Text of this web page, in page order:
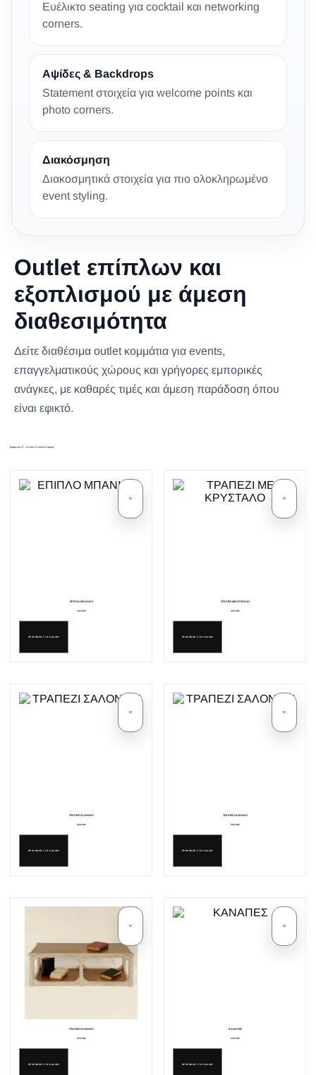
Ευέλικτο seating για cocktail και networking
corners.
Αψίδες & Backdrops
Statement στοιχεία για welcome points και
photo corners.
Διακόσμηση
Διακοσμητικά στοιχεία για πιο ολοκληρωμένο
event styling.
Outlet επίπλων και
εξοπλισμού με άμεση
διαθεσιμότητα
Δείτε διαθέσιμα outlet κομμάτια για events,
επαγγελματικούς χώρους και γρήγορες εμπορικές
ανάγκες, με καθαρές τιμές και άμεση παράδοση όπου
είναι εφικτό.
Εμφάνιση 37 - 51 από 51 αποτελέσματα
ΕΠΙΠΛΟ ΜΠΑΝΙΟΥ
420.00€
ΠΡΟΣΘΗΚΗ ΣΤΟ ΚΑΛΑΘΙ
ΤΡΑΠΕΖΙ ΜΕ ΚΡΥΣΤΑΛΟ
350.00€
ΠΡΟΣΘΗΚΗ ΣΤΟ ΚΑΛΑΘΙ
ΤΡΑΠΕΖΙ ΣΑΛΟΝΙΟΥ
430.00€
ΠΡΟΣΘΗΚΗ ΣΤΟ ΚΑΛΑΘΙ
ΤΡΑΠΕΖΙ ΣΑΛΟΝΙΟΥ
550.00€
ΠΡΟΣΘΗΚΗ ΣΤΟ ΚΑΛΑΘΙ
ΤΡΑΠΕΖΙ ΣΑΛΟΝΙΟΥ
350.00€
ΠΡΟΣΘΗΚΗ ΣΤΟ ΚΑΛΑΘΙ
ΚΑΝΑΠΕΣ
430.00€
ΠΡΟΣΘΗΚΗ ΣΤΟ ΚΑΛΑΘΙ